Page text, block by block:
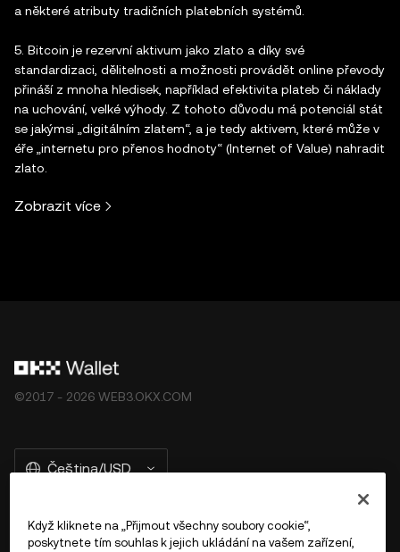
a některé atributy tradičních platebních systémů.
5. Bitcoin je rezervní aktivum jako zlato a díky své
standardizaci, dělitelnosti a možnosti provádět online převody
přináší z mnoha hledisek, například efektivita plateb či náklady
na uchování, velké výhody. Z tohoto důvodu má potenciál stát
se jakýmsi „digitálním zlatem“, a je tedy aktivem, které může v
éře „internetu pro přenos hodnoty“ (Internet of Value) nahradit
zlato.
Zobrazit více
©2017 - 2026 WEB3.OKX.COM
Čeština/USD
Když kliknete na „Přijmout všechny soubory cookie“,
poskytnete tím souhlas k jejich ukládání na vašem zařízení,